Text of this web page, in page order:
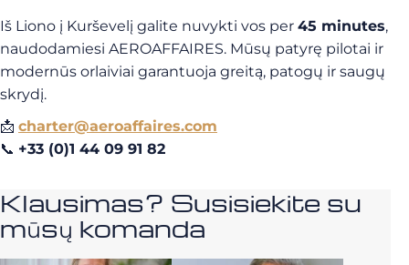
Iš Liono į Kurševelį galite nuvykti vos per 45 minutes,
naudodamiesi AEROAFFAIRES. Mūsų patyrę pilotai ir
modernūs orlaiviai garantuoja greitą, patogų ir saugų
skrydį.
📩 charter@aeroaffaires.com
📞 +33 (0)1 44 09 91 82
Klausimas? Susisiekite su
mūsų komanda